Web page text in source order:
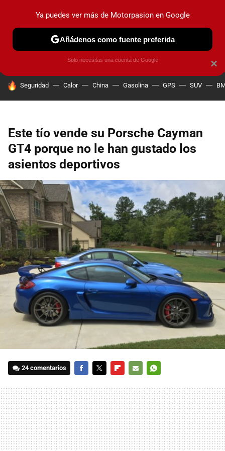
PRUEBAS COCHES ELÉCTRICOS OBSERVATORIO
HOY SE HABLA DE
Seguridad Calor China Gasolina GPS SUV
Este tío vende su Porsche Cayman
GT4 porque no le han gustado los
asientos deportivos
24 comentarios
MAIL
×
Ya puedes ver más de Motorpasion en Google
Añádenos como fuente preferida
Solo necesitas una cuenta de Google